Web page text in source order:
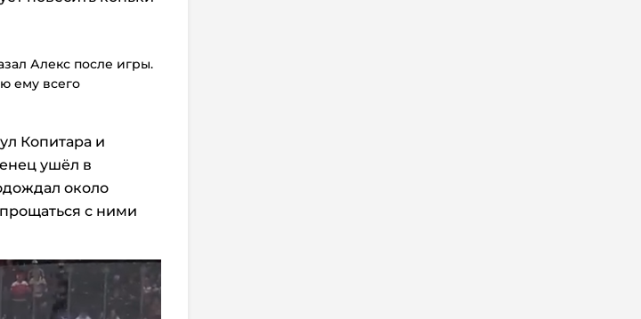
Алекс после игры.
ему всего
Копитара и
ушёл в
около
с ними